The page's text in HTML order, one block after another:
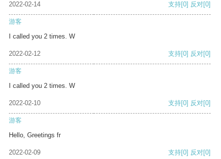
2022-02-14 支持[0] 反对[0]
游客
I called you 2 times. W
2022-02-12 支持[0] 反对[0]
游客
I called you 2 times. W
2022-02-10 支持[0] 反对[0]
游客
Hello, Greetings fr
2022-02-09 支持[0] 反对[0]